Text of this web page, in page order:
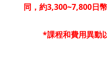
同，約3,300~7,800日幣
*課程和費用異動